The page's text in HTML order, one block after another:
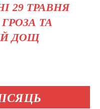
29 ТРАВНЯ
ТА
ДОЩ